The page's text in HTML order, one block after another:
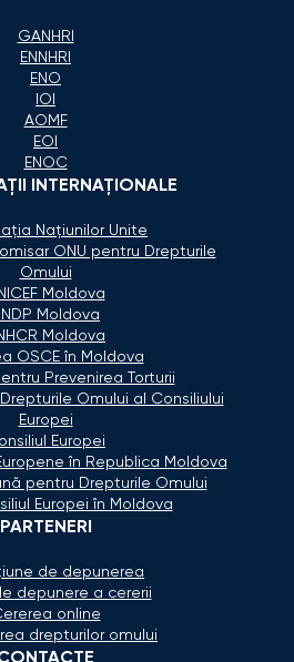
GANHRI
ENNHRI
ENO
IOI
AOMF
EOI
ENOC
INTERNAŢIONALE
Naţiunilor Unite
ONU pentru Drepturile
Omului
Moldova
Moldova
Moldova
OSCE în Moldova
Prevenirea Torturii
Omului al Consiliului
Europei
Europei
în Republica Moldova
pentru Drepturile Omului
Europei în Moldova
PARTENERI
de depunerea
depunere a cererii
online
drepturilor omului